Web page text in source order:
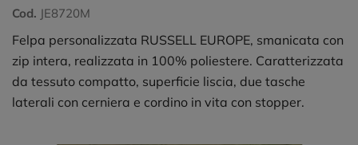
Cod. JE8720M
Felpa personalizzata RUSSELL EUROPE, smanicata con
zip intera, realizzata in 100% poliestere. Caratterizzata
da tessuto compatto, superficie liscia, due tasche
laterali con cerniera e cordino in vita con stopper.